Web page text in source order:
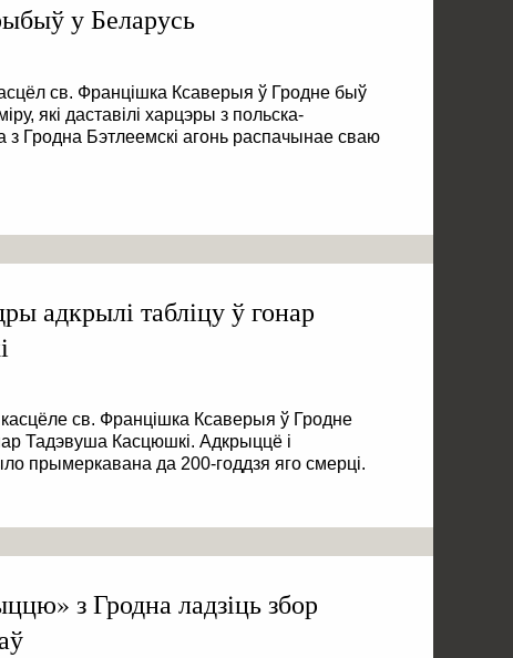
у Беларусь
св. Францішка Ксаверыя ў Гродне быў
які даставілі харцэры з польска-
Гродна Бэтлеемскі агонь распачынае сваю
адкрылі табліцу ў гонар
св. Францішка Ксаверыя ў Гродне
Тадэвуша Касцюшкі. Адкрыццё і
прымеркавана да 200-годдзя яго смерці.
з Гродна ладзіць збор